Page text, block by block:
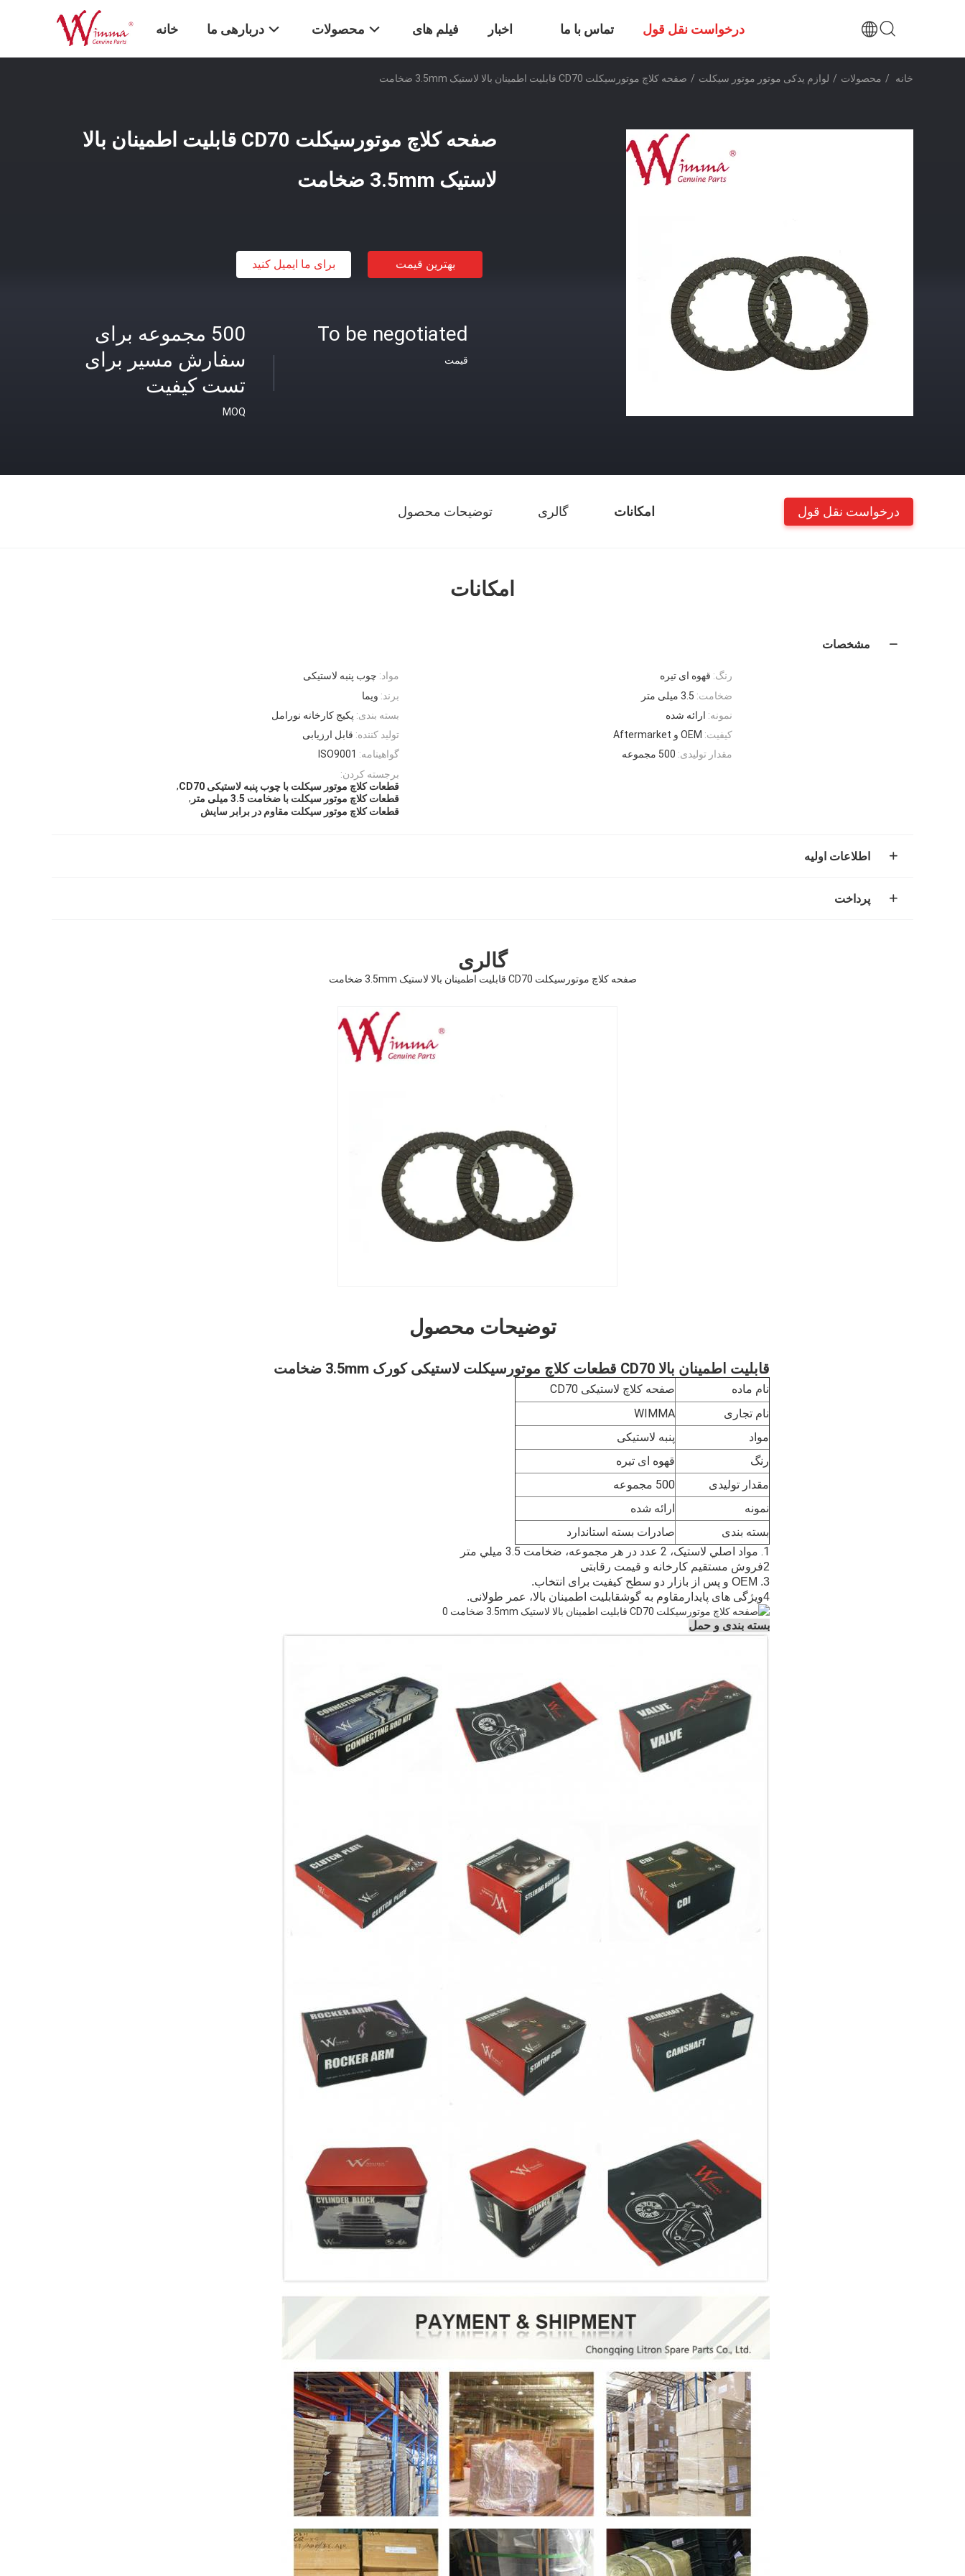
خانه دربارهی ما محصولات فیلم های اخبار تماس با ما درخواست نقل قول
خانه / محصولات / لوازم یدکی موتور موتور سیکلت / صفحه کلاچ موتورسیکلت CD70 قابلیت اطمینان بالا لاستیک 3.5mm ضخامت
صفحه کلاچ موتورسیکلت CD70 قابلیت اطمینان بالا
لاستیک 3.5mm ضخامت
بهترین قیمت برای ما ایمیل کنید
500 مجموعه برای
سفارش مسیر برای
تست کیفیت
MOQ
To be negotiated
قیمت
امکانات گالری توضیحات محصول درخواست نقل قول
امکانات
مشخصات
مواد: چوب پنبه لاستیکی رنگ: قهوه ای تیره
برند: ویما ضخامت: 3.5 میلی متر
بسته بندی: پکیج کارخانه نورامل نمونه: ارائه شده
تولید کننده: قابل ارزیابی کیفیت: OEM و Aftermarket
گواهینامه: ISO9001 مقدار تولیدی: 500 مجموعه
برجسته کردن:
قطعات کلاچ موتور سیکلت با چوب پنبه لاستیکی CD70
,
قطعات کلاچ موتور سیکلت با ضخامت 3.5 میلی متر
,
قطعات کلاچ موتور سیکلت مقاوم در برابر سایش
اطلاعات اولیه
پرداخت
گالری
صفحه کلاچ موتورسیکلت CD70 قابلیت اطمینان بالا لاستیک 3.5mm ضخامت
توضیحات محصول
قابلیت اطمینان بالا CD70 قطعات کلاچ موتورسیکلت لاستیکی کورک 3.5mm ضخامت
نام ماده
صفحه کلاچ لاستیکی CD70
نام تجاری
WIMMA
مواد
پنبه لاستیکی
رنگ
قهوه ای تیره
مقدار تولیدی
500 مجموعه
نمونه
ارائه شده
بسته بندی
صادرات بسته استاندارد
1. مواد اصلي لاستیک، 2 عدد در هر مجموعه، ضخامت 3.5 ميلي متر
2فروش مستقیم کارخانه و قیمت رقابتی
3. OEM و پس از بازار دو سطح کیفیت برای انتخاب.
4ویژگی های پایدار
مقاوم به گوشقابلیت اطمینان بالا، عمر طولانی.
بسته بندی و حمل